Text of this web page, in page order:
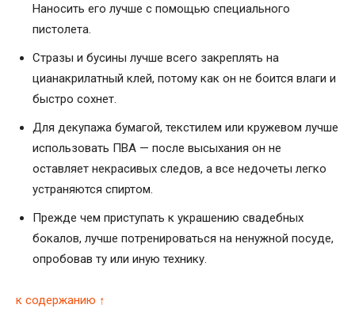
Наносить его лучше с помощью специального
пистолета.
Стразы и бусины лучше всего закреплять на
цианакрилатный клей, потому как он не боится влаги и
быстро сохнет.
Для декупажа бумагой, текстилем или кружевом лучше
использовать ПВА — после высыхания он не
оставляет некрасивых следов, а все недочеты легко
устраняются спиртом.
Прежде чем приступать к украшению свадебных
бокалов, лучше потренироваться на ненужной посуде,
опробовав ту или иную технику.
к содержанию ↑